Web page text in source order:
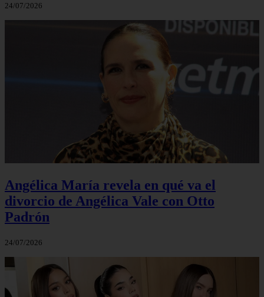
24/07/2026
Angélica María revela en qué va el
divorcio de Angélica Vale con Otto
Padrón
24/07/2026